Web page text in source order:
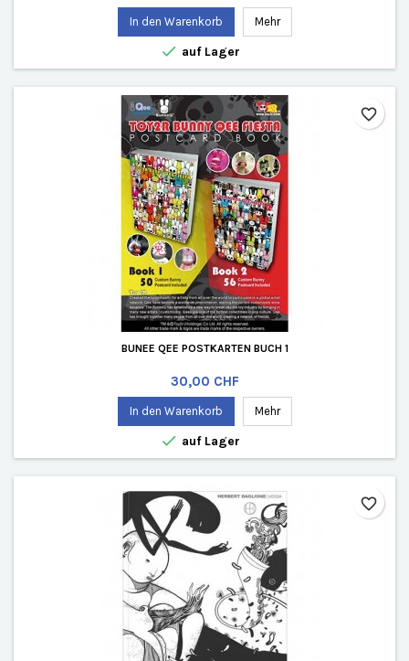
In den Warenkorb Mehr
 auf Lager
BUNEE QEE POSTKARTEN BUCH 1
Preis
30,00 CHF
In den Warenkorb Mehr
 auf Lager
favorite_border
favorite_border